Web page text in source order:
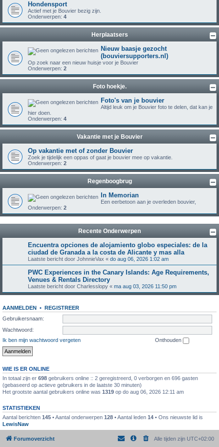
Hondensport
Actief met je Bouvier bezig zijn.
Onderwerpen: 4
Herplaatsers
Nieuw baasje gezocht
(bouviersupporters.nl)
Op zoek naar een nieuw huisje voor je Bouvier
Onderwerpen: 2
Foto hoekje.
Foto's van je bouvier
Altijd leuk om je Bouvier foto te delen, dat kan je
hier doen.
Onderwerpen: 4
Vakantie met je Bouvier
Op vakantie met of zonder Bouvier
Zoek je tijdelijk een oppas of gaat je bouvier mee op vakantie.
Onderwerpen: 2
Regenboogbrug
In Memorian
Een eerbetoon aan je overleden bouvier,
Onderwerpen: 2
Recente Onderwerpen
Encuentra opciones de alojamiento globo especiales: de la
ciudad de Granada a la costa de Alicante y mas alla
Laatste bericht door JohnnieVax « do aug 06, 2026 1:02 am
PWC Experiences in the Canary Islands: Age Requirements,
Venues & Rentals Directory
Laatste bericht door Charlesslopy « ma aug 03, 2026 11:50 pm
AANMELDEN • REGISTREER
Gebruikersnaam:
Wachtwoord:
Ik ben mijn wachtwoord vergeten
Onthouden
WIE IS ER ONLINE
In totaal zijn er 698 gebruikers online :: 2 geregistreerd, 0 verborgen en 696 gasten
(gebaseerd op actieve gebruikers in de laatste 30 minuten)
Het grootste aantal gebruikers online was 1319 op do aug 06, 2026 12:11 am
STATISTIEKEN
Aantal berichten 145 • Aantal onderwerpen 128 • Aantal leden 14 • Ons nieuwste lid is
LewisNaw
Forumoverzicht Alle tijden zijn UTC+02:00